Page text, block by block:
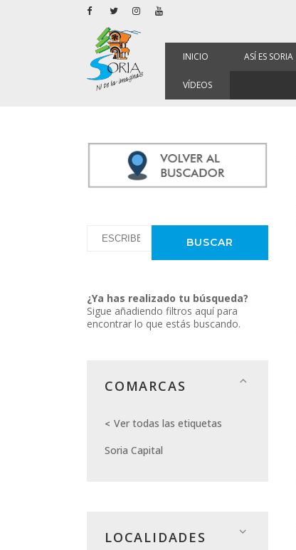
INICIO ASÍ ES SORIA
VÍDEOS
¿Ya has realizado tu búsqueda?
Sigue añadiendo filtros aquí para
encontrar lo que estás buscando.
COMARCAS
Ver todas las etiquetas
Soria Capital
LOCALIDADES